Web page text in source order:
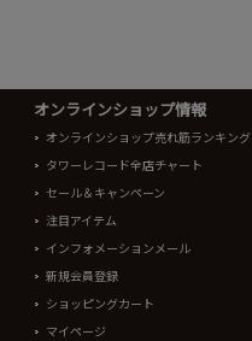
オンラインショップ情報
オンラインショップ売れ筋ランキング
タワーレコード全店チャート
セール＆キャンペーン
注目アイテム
インフォメーションメール
新規会員登録
ショッピングカート
マイページ